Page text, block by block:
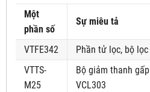
Một
phần số
Sự miêu tả
VTFE342
Phần tử lọc, bộ
VTTS-
M25
Bộ giảm thanh
VCL303